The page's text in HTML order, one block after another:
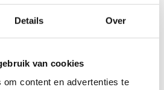
Details Over
van cookies
om content en advertenties te
om samen te lachen en helemaal in
of als cadeautje.